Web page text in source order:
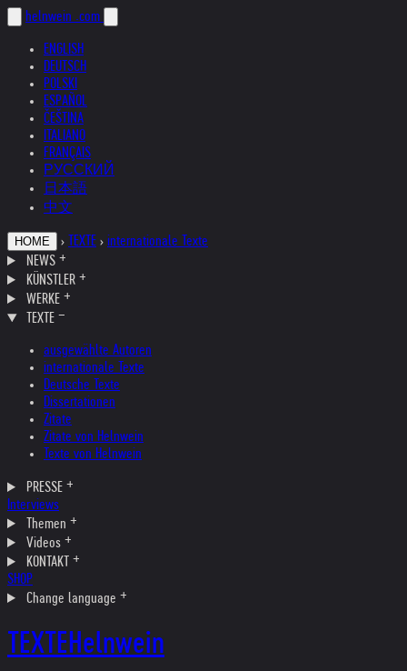
helnwein .com
ENGLISH
DEUTSCH
POLSKI
ESPAÑOL
ČEŠTINA
ITALIANO
FRANÇAIS
РУССКИЙ
日本語
中文
HOME › TEXTE › internationale Texte
NEWS
KÜNSTLER
WERKE
TEXTE
ausgewählte Autoren
internationale Texte
Deutsche Texte
Dissertationen
Zitate
Zitate von Helnwein
Texte von Helnwein
PRESSE
Interviews
Themen
Videos
KONTAKT
SHOP
Change language
TEXTEHelnwein